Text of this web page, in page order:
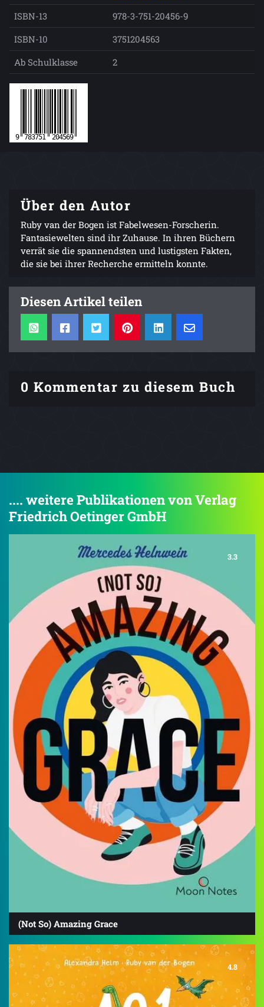
ISBN-13
978-3-751-20456-9
ISBN-10
3751204563
Ab Schulklasse
2
Über den Autor
Ruby van der Bogen ist Fabelwesen-Forscherin.
Fantasiewelten sind ihr Zuhause. In ihren Büchern
verrät sie die spannendsten und lustigsten Fakten,
die sie bei ihrer Recherche ermitteln konnte.
Diesen Artikel teilen
0 Kommentar zu diesem Buch
.... weitere Publikationen von Verlag
Friedrich Oetinger GmbH
3.3
(Not So) Amazing Grace
4.8